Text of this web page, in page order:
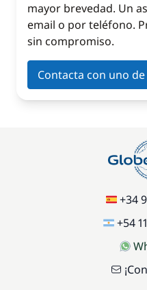
mayor brevedad. Un
email o por teléfono.
sin compromiso.
Contacta con uno
+34
+54